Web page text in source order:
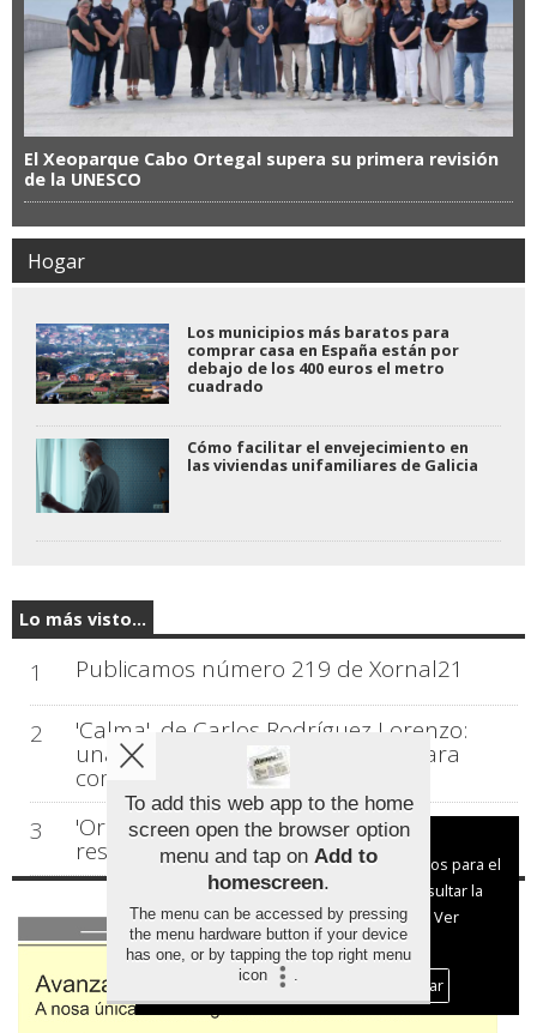
El Xeoparque Cabo Ortegal supera su primera revisión
de la UNESCO
Hogar
Los municipios más baratos para
comprar casa en España están por
debajo de los 400 euros el metro
cuadrado
Cómo facilitar el envejecimiento en
las viviendas unifamiliares de Galicia
Lo más visto...
1 Publicamos número 219 de Xornal21
2 'Calma', de Carlos Rodríguez Lorenzo:
una mirada honesta y científica para
comprender la ansiedad
3
'Origen', un manual ancestral para
restaurar la salud
Aviso sobre el Uso de cookies:
Utilizamos cookies nuestras y de terceros para el
funcionamiento del digital. Puedes consultar la
lista de cookies y como desconectarlas.
Ver
nuestra Política de Privacidad y Cookies
Aceptar Cookies
Personalizar
To add this web app to the home
screen open the browser option
menu and tap on Add to
homescreen.
The menu can be accessed by pressing
the menu hardware button if your device
has one, or by tapping the top right menu
icon
.